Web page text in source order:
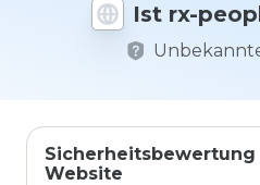
Ist rx-
Website
Skala von